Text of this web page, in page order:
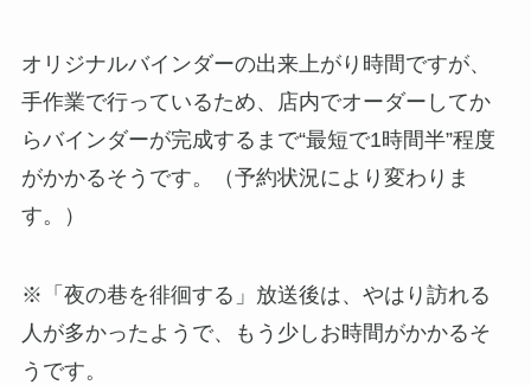
オリジナルバインダーの出来上がり時間ですが、
手作業で行っているため、店内でオーダーしてか
らバインダーが完成するまで“最短で1時間半”程度
がかかるそうです。（予約状況により変わりま
す。）
※「夜の巷を徘徊する」放送後は、やはり訪れる
人が多かったようで、もう少しお時間がかかるそ
うです。